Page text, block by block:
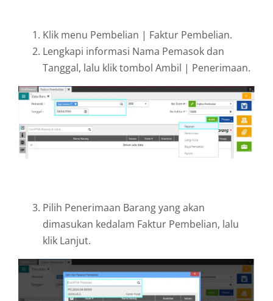
Klik menu Pembelian | Faktur Pembelian.
Lengkapi informasi Nama Pemasok dan
Tanggal, lalu klik tombol Ambil | Penerimaan.
Pilih Penerimaan Barang yang akan
dimasukan kedalam Faktur Pembelian, lalu
klik Lanjut.